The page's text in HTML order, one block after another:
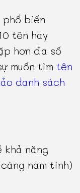
phổ biến
tên hay
hơn đa số
muốn tìm tên
danh sách
khả năng
nam tính)